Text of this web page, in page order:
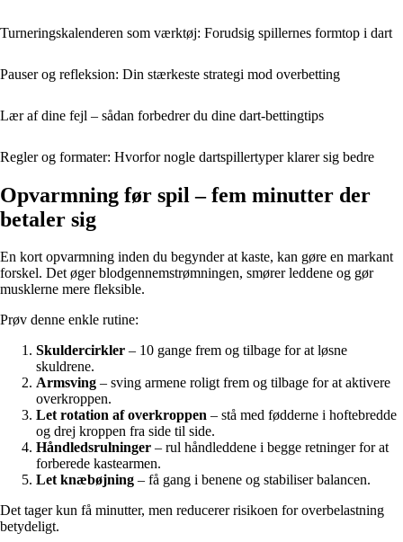
Turneringskalenderen som værktøj: Forudsig spillernes formtop i dart
Pauser og refleksion: Din stærkeste strategi mod overbetting
Lær af dine fejl – sådan forbedrer du dine dart-bettingtips
Regler og formater: Hvorfor nogle dartspillertyper klarer sig bedre
Opvarmning før spil – fem minutter der
betaler sig
En kort opvarmning inden du begynder at kaste, kan gøre en markant
forskel. Det øger blodgennemstrømningen, smører leddene og gør
musklerne mere fleksible.
Prøv denne enkle rutine:
Skuldercirkler – 10 gange frem og tilbage for at løsne
skuldrene.
Armsving – sving armene roligt frem og tilbage for at aktivere
overkroppen.
Let rotation af overkroppen – stå med fødderne i hoftebredde
og drej kroppen fra side til side.
Håndledsrulninger – rul håndleddene i begge retninger for at
forberede kastearmen.
Let knæbøjning – få gang i benene og stabiliser balancen.
Det tager kun få minutter, men reducerer risikoen for overbelastning
betydeligt.